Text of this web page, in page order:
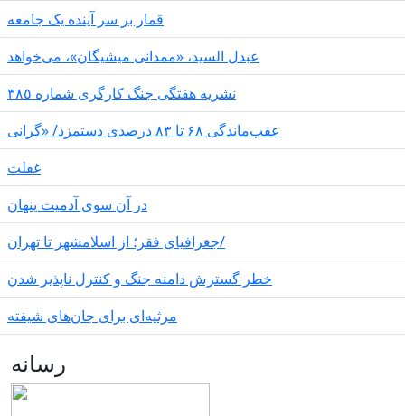
قمار بر سر آینده یک جامعه
عبدل السید، «ممدانی میشیگان»، می‌خواهد
نشریە هفتگی جنگ کارگری شمارە ٣٨٥
عقب‌ماندگی ۶۸ تا ۸۳ درصدی دستمزد/ «گرانی
غفلت
در آن سوی آدمیت پنهان
جغرافیای فقر؛ از اسلامشهر تا تهران/
خطر گسترش دامنه جنگ و کنترل ناپذیر شدن
مرثیه‌ای برای جان‌های شیفته
رسانه